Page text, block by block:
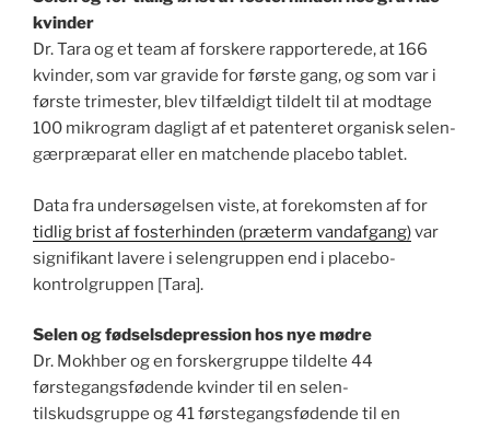
kvinder
Dr. Tara og et team af forskere rapporterede, at 166
kvinder, som var gravide for første gang, og som var i
første trimester, blev tilfældigt tildelt til at modtage
100 mikrogram dagligt af et patenteret organisk selen-
gærpræparat eller en matchende placebo tablet.
Data fra undersøgelsen viste, at forekomsten af for
tidlig brist af fosterhinden (præterm vandafgang)var
signifikant lavere i selengruppen end i placebo-
kontrolgruppen [Tara].
Selen og fødselsdepression hos nye mødre
Dr. Mokhber og en forskergruppe tildelte 44
førstegangsfødende kvinder til en selen-
tilskudsgruppe og 41 førstegangsfødende til en